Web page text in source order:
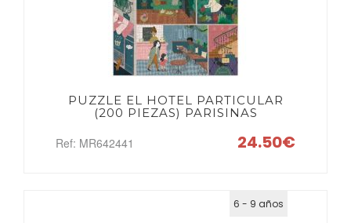
PUZZLE EL HOTEL PARTICULAR
(200 PIEZAS) PARISINAS
Ref: MR642441 24.50€
6 - 9 años